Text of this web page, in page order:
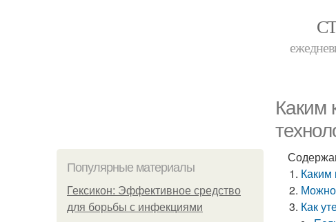
Каким
Популярные материалы
Гексикон: Эффективное средство
для борьбы с инфекциями
Каким
Можно
Как